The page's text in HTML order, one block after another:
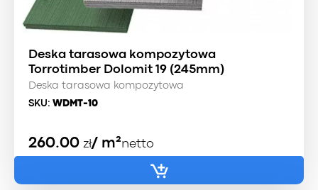
Deska tarasowa kompozytowa
Torrotimber Dolomit 19 (245mm)
Deska tarasowa kompozytowa
SKU: WDMT-10
260.00 zł/ m²netto